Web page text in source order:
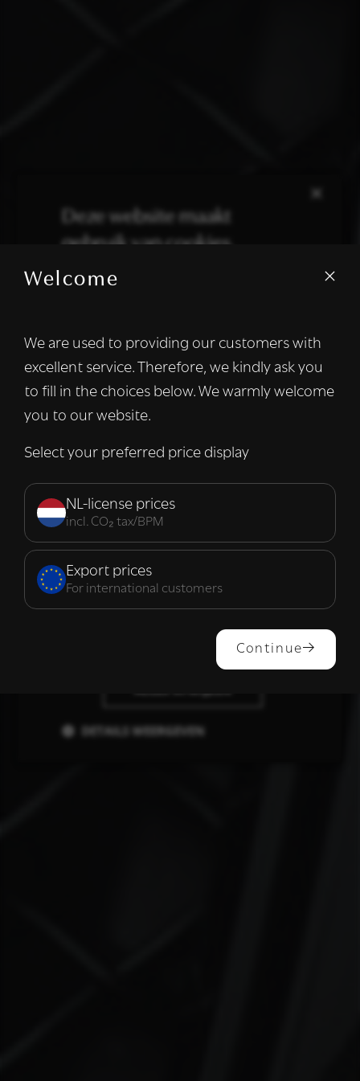
Welcome
We are used to providing our customers with
excellent service. Therefore, we kindly ask you
to fill in the choices below. We warmly welcome
you to our website.
Select your preferred price display
NL-license prices
incl. CO₂ tax/BPM
Export prices
For international customers
Continue
×
Deze website maakt
gebruik van cookies.
We gebruiken cookies om inhoud en
informatie over uw gebruik van onze site
met onze advertentie- en analysepartners,
die deze kunnen combineren met andere
informatie die u aan hen heeft verstrekt of
van hun diensten. Lees verder
Strikt
noodzakelijk
Prestatie Targeting
ALLES ACCEPTEREN
DETAILS WEERGEVEN